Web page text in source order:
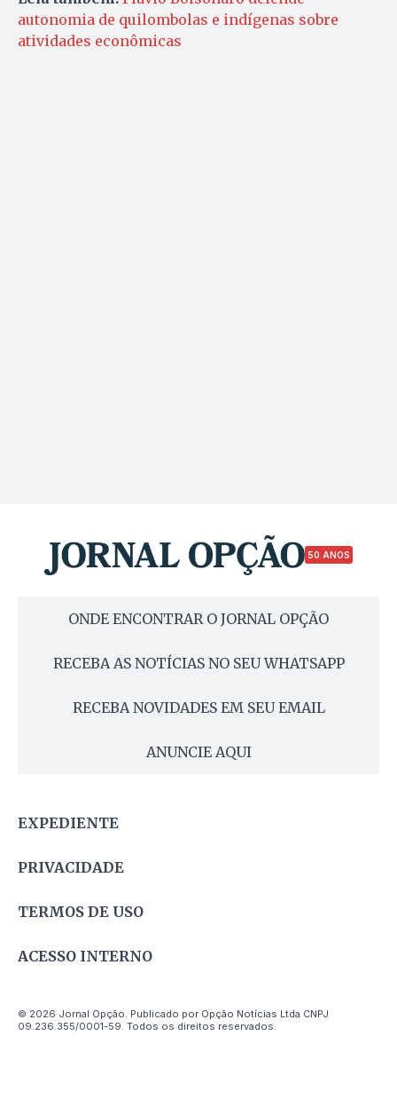
autonomia de quilombolas e indígenas sobre
atividades econômicas
50 ANOS
ONDE ENCONTRAR O JORNAL OPÇÃO
RECEBA AS NOTÍCIAS NO SEU WHATSAPP
RECEBA NOVIDADES EM SEU EMAIL
ANUNCIE AQUI
EXPEDIENTE
PRIVACIDADE
TERMOS DE USO
ACESSO INTERNO
© 2026 Jornal Opção. Publicado por Opção Notícias Ltda CNPJ
09.236.355/0001-59. Todos os direitos reservados.